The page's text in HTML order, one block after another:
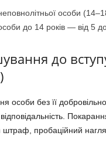
особи
до 14 років — від 5
до
особи без її
штраф, пробаційний